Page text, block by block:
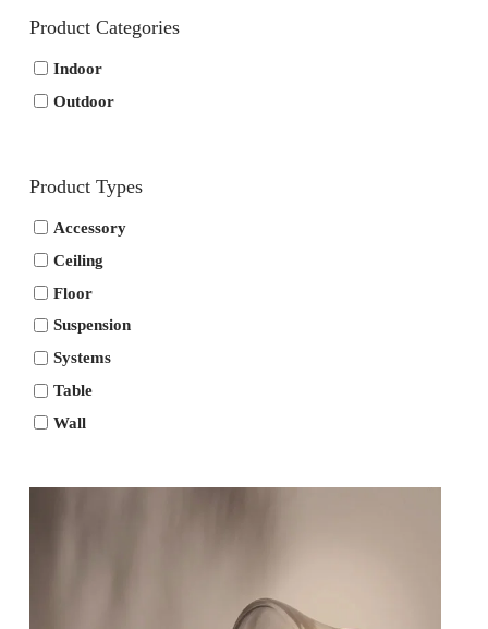
Product Categories
Indoor
Outdoor
Product Types
Accessory
Ceiling
Floor
Suspension
Systems
Table
Wall